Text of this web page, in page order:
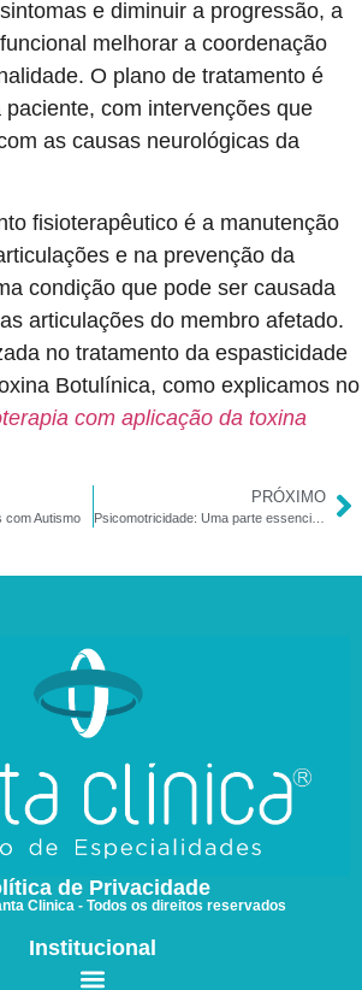
e diminuir a progressão, a
melhorar a coordenação
O plano de tratamento é
com intervenções que
as causas neurológicas da
fisioterapêutico é a manutenção
e na prevenção da
condição que pode ser causada
articulações do membro afetado.
no tratamento da espasticidade
Botulínica, como explicamos no
com aplicação da toxina
com Autismo
PRÓXIMO
Psicomotricidade: Uma parte essencial do desenvolvimento
de Privacidade
Clinica - Todos os direitos reservados
Institucional